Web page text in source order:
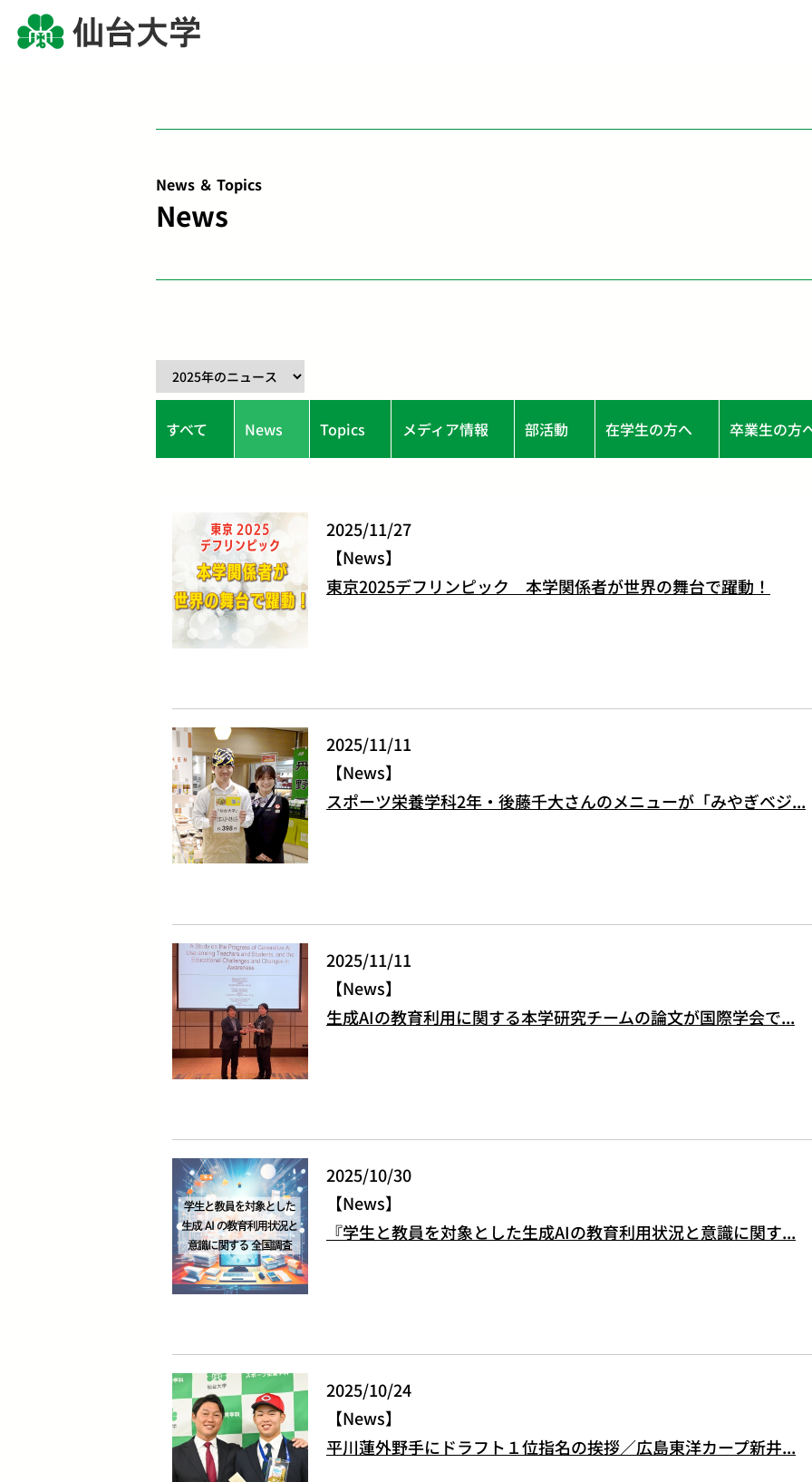
News ＆ Topics
News
すべて News Topics メディア情報 部活動 在学生の方へ 卒業生の方
2025/11/27
News
東京2025デフリンピック 本学関係者が世界の舞台で躍動！
2025/11/11
News
スポーツ栄養学科2年・後藤千大さんのメニューが「みやぎベジ...
2025/11/11
News
生成AIの教育利用に関する本学研究チームの論文が国際学会で...
2025/10/30
News
『学生と教員を対象とした生成AIの教育利用状況と意識に関す...
2025/10/24
News
平川蓮外野手にドラフト１位指名の挨拶／広島東洋カープ新井...